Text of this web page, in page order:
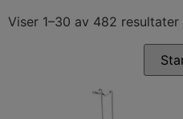
Viser 1–30 av 482 resultater